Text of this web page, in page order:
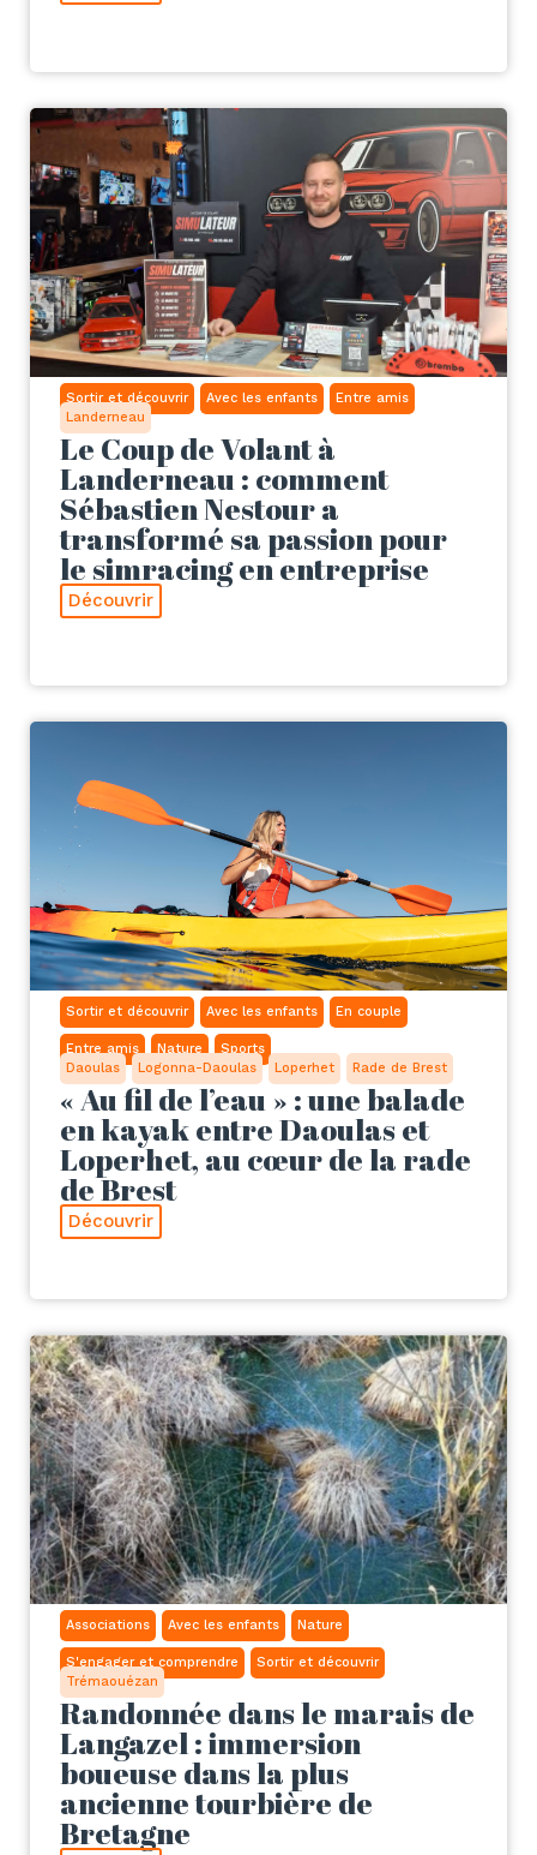
Sortir et découvrir Avec les enfants
Entre amis
Landerneau
Le Coup de Volant à
Landerneau : comment
Sébastien Nestour a
transformé sa passion pour
le simracing en entreprise
Découvrir
Sortir et découvrir Avec les enfants En couple
Entre amis Nature
Sports
Daoulas
Logonna-Daoulas Loperhet Rade de Brest
« Au fil de l’eau » : une balade
en kayak entre Daoulas et
Loperhet, au cœur de la rade
de Brest
Découvrir
Associations Avec les enfants Nature
S'engager et comprendre
Sortir et découvrir
Trémaouézan
Randonnée dans le marais de
Langazel : immersion
boueuse dans la plus
ancienne tourbière de
Bretagne